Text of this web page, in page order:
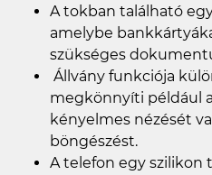
A tokban található
amelybe
szükséges
Állvány funkciója
megkönnyíti például
kényelmes nézését
böngészést.
A telefon egy szilikon